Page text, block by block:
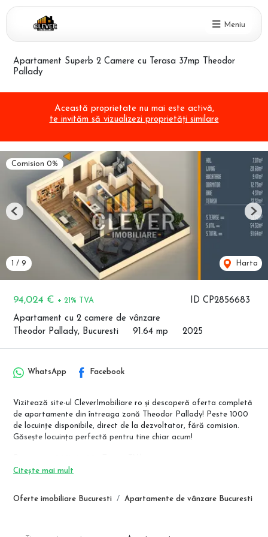
Meniu
Apartament Superb 2 Camere cu Terasa 37mp Theodor
Pallady
Această proprietate nu mai este activă,
te invităm să vizualizezi proprietăți similare
ID CP2856683
94,024 € + 21% TVA
Apartament cu 2 camere de vânzare
Theodor Pallady, Bucuresti
91.64 mp 2025
Comision 0%
/ 9 Harta
Previous
Oferte imobiliare Bucuresti Apartamente de vânzare Bucuresti
WhatsApp Facebook
Vizitează site-ul CleverImobiliare ro și descoperă oferta completă
de apartamente din întreaga zonă Theodor Pallady! Peste 1000
de locuințe disponibile, direct de la dezvoltator, fără comision.
Găsește locuința perfectă pentru tine chiar acum!
Pret avans 50%: 102.172 Euro + TVA
Design-ul modern al imobilului este special gandit, astfel incat
Citește mai mult